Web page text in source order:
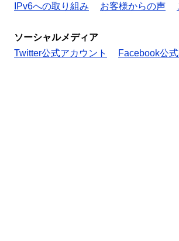
IPv6への取り組み
お客様からの声
ソーシャルメディア
Twitter公式アカウント
Facebook公